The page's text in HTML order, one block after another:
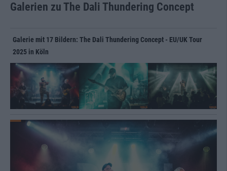
Galerien zu The Dali Thundering Concept
Galerie mit 17 Bildern: The Dali Thundering Concept - EU/UK Tour
2025 in Köln